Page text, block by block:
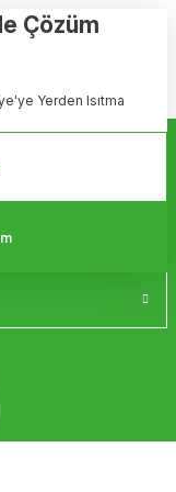
Çözüm
Yerden Isıtma